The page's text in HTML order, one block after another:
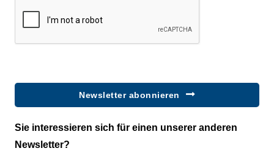
Newsletter abonnieren
Sie interessieren sich für einen unserer anderen
Newsletter?